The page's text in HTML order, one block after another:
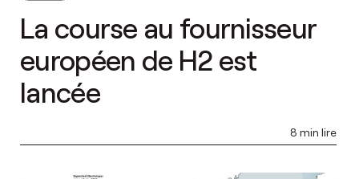
La course au fournisseur
européen de H2 est
lancée
8 min lire